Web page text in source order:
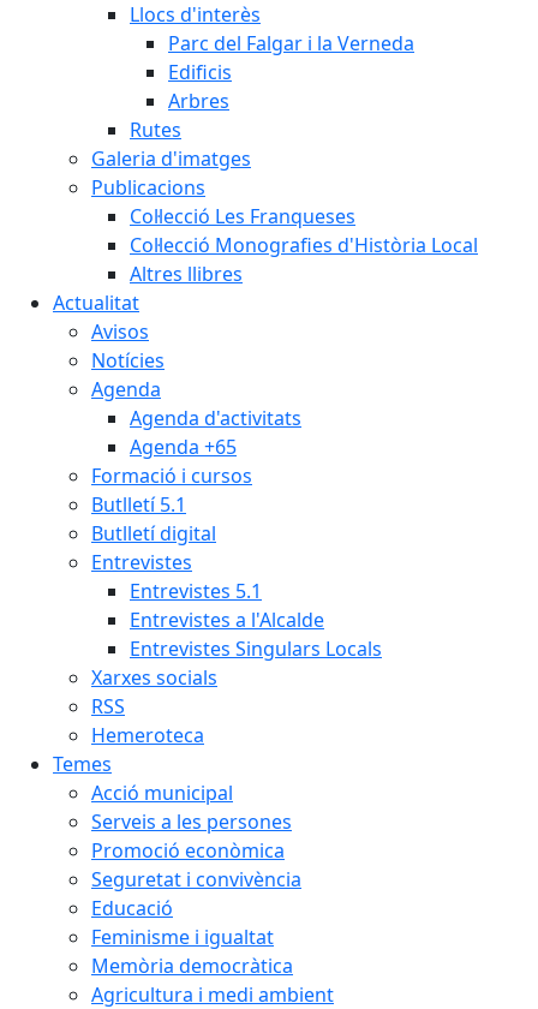
Llocs d'interès
Parc del Falgar i la Verneda
Edificis
Arbres
Rutes
Galeria d'imatges
Publicacions
Col·lecció Les Franqueses
Col·lecció Monografies d'Història Local
Altres llibres
Actualitat
Avisos
Notícies
Agenda
Agenda d'activitats
Agenda +65
Formació i cursos
Butlletí 5.1
Butlletí digital
Entrevistes
Entrevistes 5.1
Entrevistes a l'Alcalde
Entrevistes Singulars Locals
Xarxes socials
RSS
Hemeroteca
Temes
Acció municipal
Serveis a les persones
Promoció econòmica
Seguretat i convivència
Educació
Feminisme i igualtat
Memòria democràtica
Agricultura i medi ambient